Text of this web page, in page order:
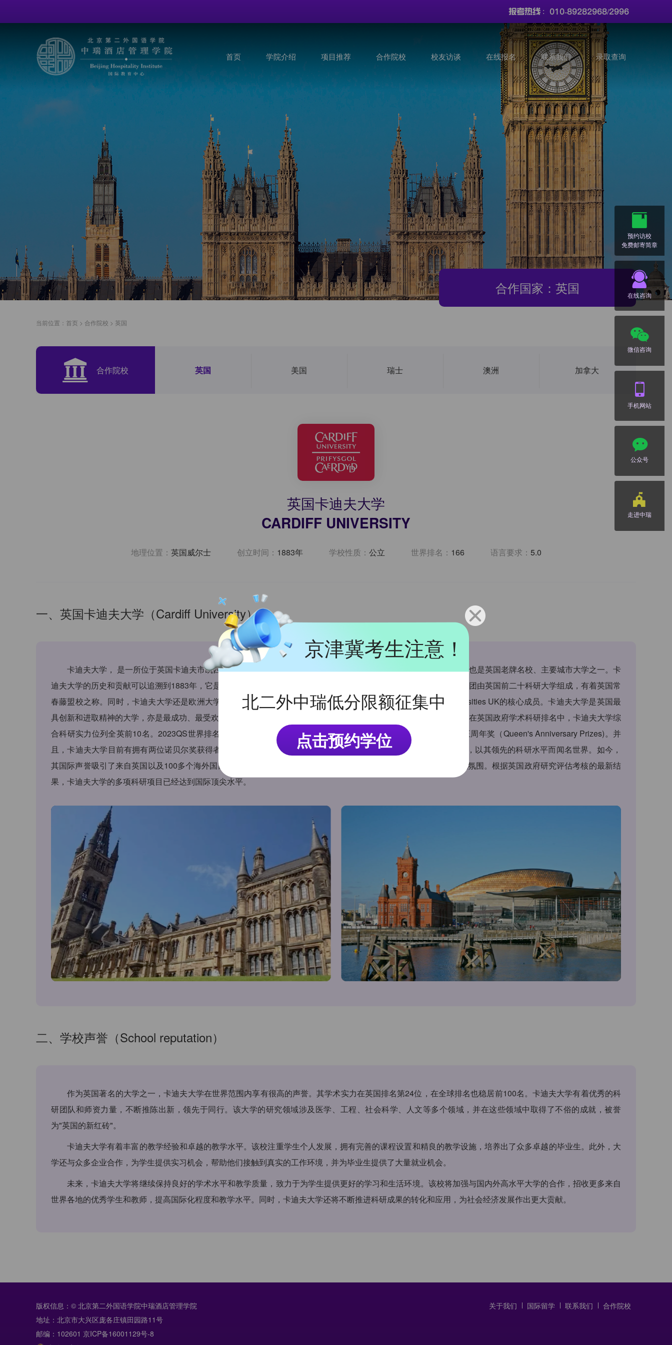
报考热线 : 010-89282968/2996
首页 学院介绍 项目推荐 合作院校 校友访谈 在线报名 联系我们 录取查询
合作国家：英国
当前位置： 首页 > 合作院校 > 英国
合作院校 英国 美国 瑞士 澳洲 加拿大
英国卡迪夫大学
CARDIFF UNIVERSITY
地理位置： 英国威尔士 创立时间： 1883年 学校性质： 公立 世界排名： 166 语言要求： 5.0
一、英国卡迪夫大学（Cardiff University）
卡迪夫大学， 是一所位于英国卡迪夫市凯西公园（Cathays Park）的全球顶尖大学，世界百大名校。卡迪夫大学它也是英国老牌名校、主要城市大学之一。卡
迪夫大学的历史和贡献可以追溯到1883年，它是英国罗素大学集团(Russell Group)的老牌成员及主要缔造者之一，该集团由英国前二十科研大学组成，有着英国常
春藤盟校之称。同时，卡迪夫大学还是欧洲大学工会(EUA)，世界大学联盟（WUN），联邦大学工会(ACU）和Universities UK的核心成员。卡迪夫大学是英国最
具创新和进取精神的大学，亦是最成功、最受欢迎的著名大学之一。 卡迪夫大学有着英国一流、世界顶尖的科研队伍。在英国政府学术科研排名中，卡迪夫大学综
合科研实力位列全英前10名。2023QS世界排名第166位，因卓越的科研与教育水平，卡迪夫大学曾多次荣获英国女王周年奖（Queen's Anniversary Prizes)。并
且，卡迪夫大学目前有拥有两位诺贝尔奖获得者。 卡迪夫大学科研经费充足，实力雄厚,该校年均收入3亿1500万英镑，以其领先的科研水平而闻名世界。如今，
其国际声誉吸引了来自英国以及100多个海外国家的学生和工作人员，多元背景的海外留学生为其带来了浓厚的多文化氛围。根据英国政府研究评估考核的最新结
果，卡迪夫大学的多项科研项目已经达到国际顶尖水平。
二、学校声誉（School reputation）
作为英国著名的大学之一，卡迪夫大学在世界范围内享有很高的声誉。其学术实力在英国排名第24位，在全球排名也稳居前100名。卡迪夫大学有着优秀的科
研团队和师资力量，不断推陈出新，领先于同行。该大学的研究领域涉及医学、工程、社会科学、人文等多个领域，并在这些领域中取得了不俗的成就，被誉
为"英国的新红砖"。
卡迪夫大学有着丰富的教学经验和卓越的教学水平。该校注重学生个人发展，拥有完善的课程设置和精良的教学设施，培养出了众多卓越的毕业生。此外，大
学还与众多企业合作，为学生提供实习机会，帮助他们接触到真实的工作环境，并为毕业生提供了大量就业机会。
未来，卡迪夫大学将继续保持良好的学术水平和教学质量，致力于为学生提供更好的学习和生活环境。该校将加强与国内外高水平大学的合作，招收更多来自
世界各地的优秀学生和教师，提高国际化程度和教学水平。同时，卡迪夫大学还将不断推进科研成果的转化和应用，为社会经济发展作出更大贡献。
版权信息：© 北京第二外国语学院中瑞酒店管理学院
地址：北京市大兴区庞各庄镇田园路11号
邮编：102601 京ICP备16001129号-8
关于我们 国际留学 联系我们 合作院校
京津冀考生注意！
北二外中瑞低分限额征集中
点击预约学位
预约访校
免费邮寄简章
在线咨询
微信咨询
手机网站
公众号
走进中瑞